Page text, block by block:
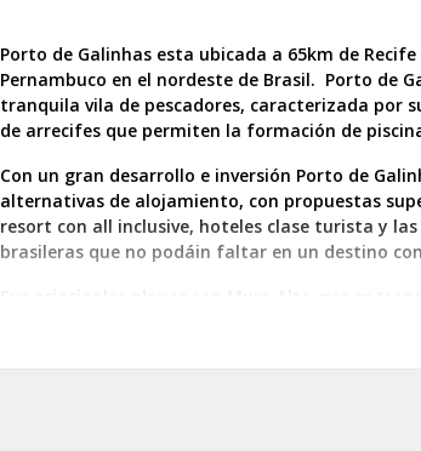
Porto de Galinhas esta ubicada a 65km de
Pernambuco en el nordeste de Brasil. Porto de
tranquila vila de pescadores, caracterizada por
de arrecifes que permiten la formación de
Con un gran desarrollo e inversión Porto de
alternativas de alojamiento, con propuestas
resort con all inclusive, hoteles clase turista y las
brasileras que no podáin faltar en un destino
Sus principales playas son Muro Alto que es